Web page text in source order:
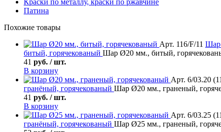
Краски по металлу, краски по ржавчине
Патина
Похожие товары
Арт. 116/F/11 Шар
битый, горячекованый Шар Ø20 мм., битый,
41 руб. / шт.
В корзину
Арт. 6/03.20
гранёный, горячекованый Шар Ø20 мм., граненый,
41 руб. / шт.
В корзину
Арт. 6/03.25
гранёный, горячекованый Шар Ø25 мм., граненый,